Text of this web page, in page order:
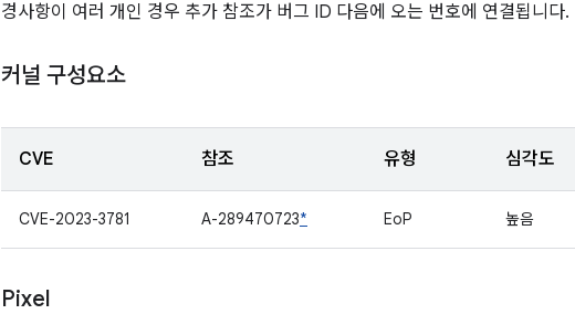
경사항이 여러 개인 경우 추가 참조가 버그 ID 다음에 오는 번호에 연결됩니다.
커널 구성요소
CVE 참조 유형 심각도
CVE-2023-3781 A-289470723* EoP 높음
Pixel